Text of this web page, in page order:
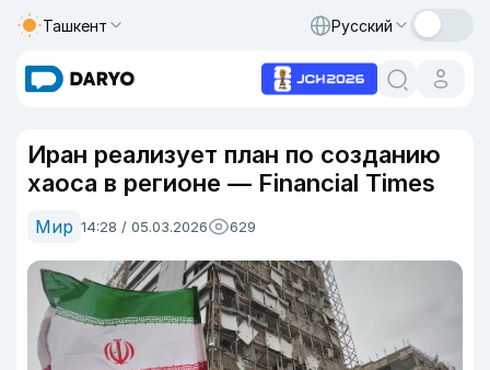
Ташкент Русский
Иран реализует план по созданию
хаоса в регионе — Financial Times
Мир 14:28 / 05.03.2026 629